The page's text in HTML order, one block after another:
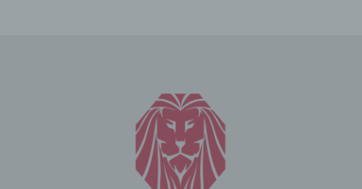
bereits gesetzte Cookies jederzeit über einen
Internetbrowser oder andere Softwareprogramme
gelöscht werden. Dies ist in allen gängigen
Internetbrowsern möglich. Deaktiviert die betroffene
Person die Setzung von Cookies in dem genutzten
Internetbrowser, sind unter Umständen nicht alle